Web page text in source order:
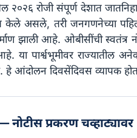
२०२६ रोजी संपूर्ण देशात
असले, तरी जनगणनेच्या
झाली आहे. ओबीसींची
या पार्श्वभूमीवर राज्यातील
हे आंदोलन दिवसेंदिवस व्यापक
नोटीस प्रकरण चव्हाट्यावर